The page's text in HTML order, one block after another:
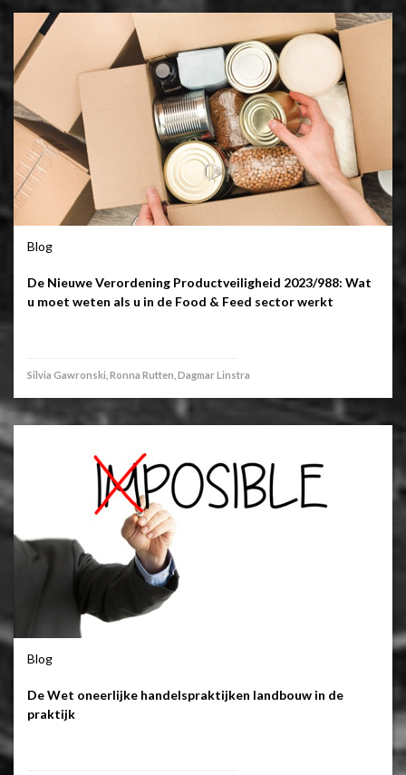
Blog
De Nieuwe Verordening Productveiligheid 2023/988: Wat
u moet weten als u in de Food & Feed sector werkt
Silvia Gawronski, Ronna Rutten, Dagmar Linstra
Blog
De Wet oneerlijke handelspraktijken landbouw in de
praktijk